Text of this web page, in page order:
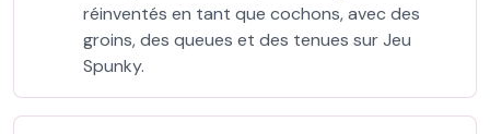
réinventés en tant que cochons, avec des
groins, des queues et des tenues sur Jeu
Spunky.